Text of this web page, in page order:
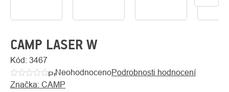
O
CAMP LASER W
Kód: 3467
Průměrné
hodnocení
NeohodnocenoPodrobnosti hodnocení
Značka: CAMP